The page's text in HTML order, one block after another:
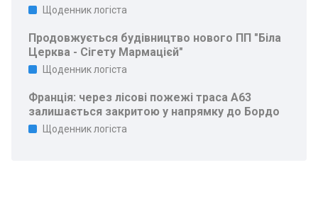
Щоденник логіста
Продовжується будівництво нового ПП "Біла
Церква - Сігету Мармацієй"
Щоденник логіста
Франція: через лісові пожежі траса A63
залишається закритою у напрямку до Бордо
Щоденник логіста